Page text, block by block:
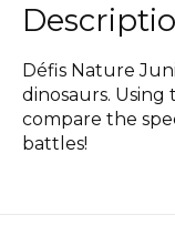
Défis Nature
dinosaurs. Using
compare the
battles!